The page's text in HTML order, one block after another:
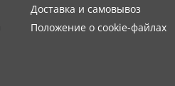
Доставка и самовывоз
Положение о cookie-файлах